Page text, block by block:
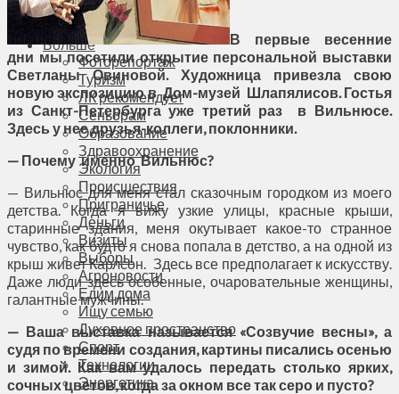
Сейм Литвы
Культура
Больше
Фоторепортаж
Туризм
ЛК рекомендует
Сеньорам
Образование
Здравоохранение
Экология
Происшествия
Приграничье
Деньги
Визиты
Выборы
Агроновости
Едим дома
Ищу семью
Духовное пространство
Спорт
Технологии
Энергетика
В первые весенние
дни мы посетили открытие персональной выставки
Светланы Овиновой. Художница привезла свою
новую экспозицию в Дом-музей Шлапялисов. Гостья
из Санкт-Петербурга уже третий раз в Вильнюсе.
Здесь у нее друзья-коллеги, поклонники.
— Почему именно Вильнюс?
— Вильнюс для меня стал сказочным городком из моего
детства. Когда я вижу узкие улицы, красные крыши,
старинные здания, меня окутывает какое-то странное
чувство, как будто я снова попала в детство, а на одной из
крыш живет Карлсон. Здесь все предполагает к искусству.
Даже люди здесь особенные, очаровательные женщины,
галантные мужчины.
— Ваша выставка называется «Созвучие весны», а
судя по времени создания, картины писались осенью
и зимой. Как вам удалось передать столько ярких,
сочных цветов, когда за окном все так серо и пусто?